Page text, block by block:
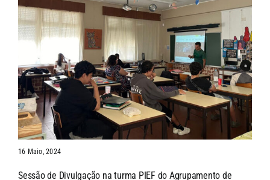
16 Maio, 2024
Sessão de Divulgação na turma PIEF do Agrupamento de